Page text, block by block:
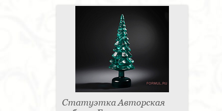
Статуэтка Авторская